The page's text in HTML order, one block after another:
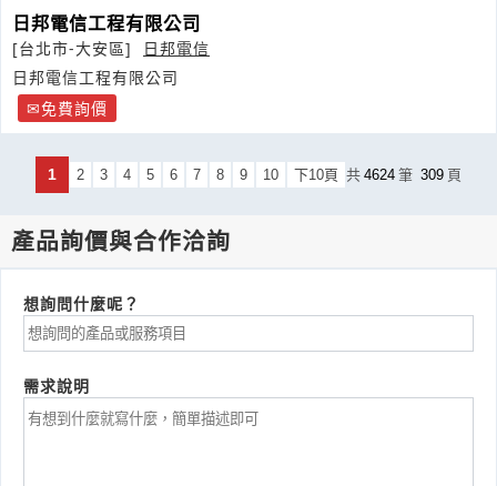
日邦電信工程有限公司
[台北市-大安區]
日邦電信
日邦電信工程有限公司
免費詢價
1 2 3 4 5 6 7 8 9 10 下10頁 共 4624 筆 309 頁
產品詢價與合作洽詢
想詢問什麼呢？
需求說明